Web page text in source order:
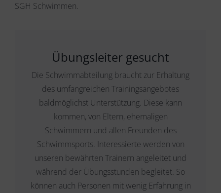
SGH Schwimmen.
Übungsleiter gesucht
Die Schwimmabteilung braucht zur Erhaltung
des umfangreichen Trainingsangebotes
baldmöglichst Unterstützung. Diese kann
kommen, von Eltern, ehemaligen
Schwimmern und allen Freunden des
Schwimmsports. Interessierte werden von
unseren bewährten Trainern angeleitet und
während der Übungsstunden begleitet. So
können auch Personen mit wenig Erfahrung in